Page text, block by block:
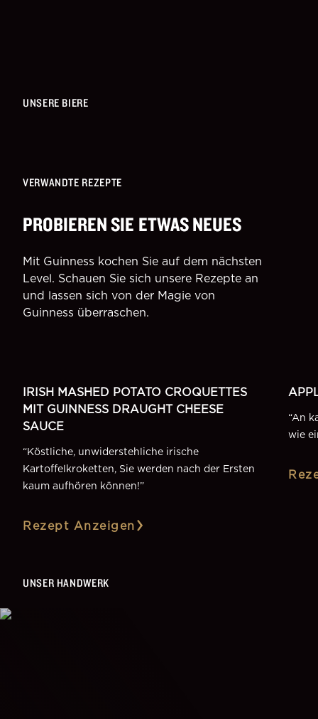
UNSERE BIERE
VERWANDTE REZEPTE
PROBIEREN SIE ETWAS NEUES
Mit Guinness kochen Sie auf dem nächsten
Level. Schauen Sie sich unsere Rezepte an
und lassen sich von der Magie von
Guinness überraschen.
IRISH MASHED POTATO CROQUETTES
MIT GUINNESS DRAUGHT CHEESE
SAUCE
“Köstliche, unwiderstehliche irische
Kartoffelkroketten, Sie werden nach der Ersten
kaum aufhören können!”
Rezept Anzeigen
“An
wie
UNSER HANDWERK